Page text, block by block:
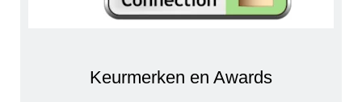
Keurmerken en Awards